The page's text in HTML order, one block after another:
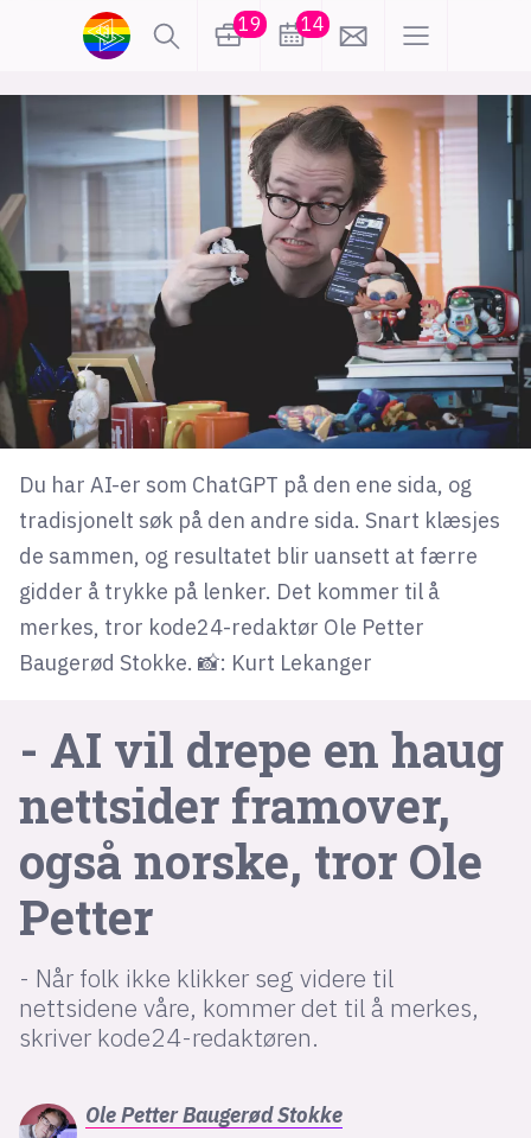
19 14
Du har AI-er som ChatGPT på den ene sida, og
tradisjonelt søk på den andre sida. Snart klæsjes
de sammen, og resultatet blir uansett at færre
gidder å trykke på lenker. Det kommer til å
merkes, tror kode24-redaktør Ole Petter
Baugerød Stokke. 📸: Kurt Lekanger
- AI vil drepe en haug
nettsider framover,
også norske, tror Ole
Petter
- Når folk ikke klikker seg videre til
nettsidene våre, kommer det til å merkes,
skriver kode24-redaktøren.
Ole PetterBaugerød Stokke
lønn
KI
karriere
meninger
utdanning sikkerhet
kontor
frontend
apputvikling
devops
design
tilgjengelighet
ukas koder
inn/ut
hobby
lys modus
mørk modus
kode24-klubben
LinkedIn
Bluesky
Facebook
annonseguide
suksesshistorier